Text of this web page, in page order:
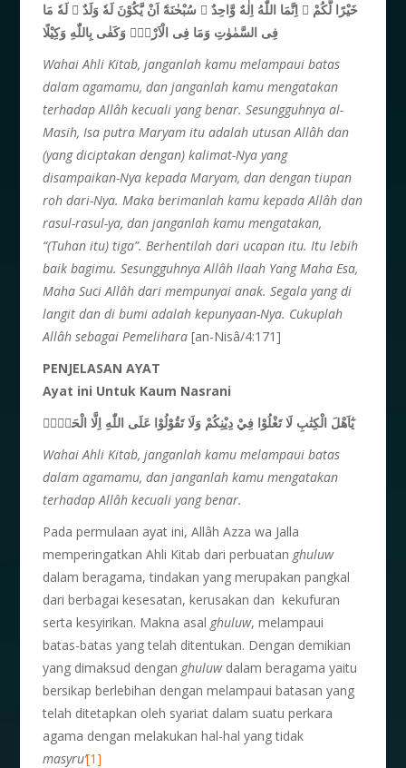
خَيْرًا لَّكُمْ ۗ اِنَّمَا اللّٰهُ اِلٰهٌ وَّاحِدٌ ۗ سُبْحٰنَهٗٓ اَنْ يَّكُوْنَ لَهٗ وَلَدٌ ۘ لَهٗ مَا
فِى السَّمٰوٰتِ وَمَا فِى الْاَرْضِۗ وَكَفٰى بِاللّٰهِ وَكِيْلًا
Wahai Ahli Kitab, janganlah kamu melampaui batas
dalam agamamu, dan janganlah kamu mengatakan
terhadap Allâh kecuali yang benar. Sesungguhnya al-
Masih, Isa putra Maryam itu adalah utusan Allâh dan
(yang diciptakan dengan) kalimat-Nya yang
disampaikan-Nya kepada Maryam, dan dengan tiupan
roh dari-Nya. Maka berimanlah kamu kepada Allâh dan
rasul-rasul-ya, dan janganlah kamu mengatakan,
“(Tuhan itu) tiga”. Berhentilah dari ucapan itu. Itu lebih
baik bagimu. Sesungguhnya Allâh Ilaah Yang Maha Esa,
Maha Suci Allâh dari mempunyai anak. Segala yang di
langit dan di bumi adalah kepunyaan-Nya. Cukuplah
Allâh sebagai Pemelihara[an-Nisâ/4:171]
PENJELASAN AYAT
Ayat ini Untuk Kaum Nasrani
يٰٓاَهْلَ الْكِتٰبِ لَا تَغْلُوْا فِيْ دِيْنِكُمْ وَلَا تَقُوْلُوْا عَلَى اللّٰهِ اِلَّا الْحَقَّۗ
Wahai Ahli Kitab, janganlah kamu melampaui batas
dalam agamamu, dan janganlah kamu mengatakan
terhadap Allâh kecuali yang benar.
Pada permulaan ayat ini, Allâh Azza wa Jalla
memperingatkan Ahli Kitab dari perbuatan ghuluw
dalam beragama, tindakan yang merupakan pangkal
dari berbagai kesesatan, kerusakan dan kekufuran
serta kesyirikan. Makna asal ghuluw, melampaui
batas-batas yang telah ditentukan. Dengan demikian
yang dimaksud dengan ghuluwdalam beragama yaitu
bersikap berlebihan dengan melampaui batasan yang
telah ditetapkan oleh syariat dalam suatu perkara
agama dengan melakukan hal-hal yang tidak
masyru’[1]